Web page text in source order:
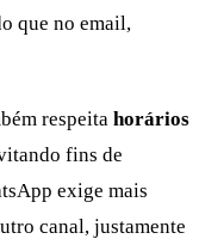
que no email,
respeita horários
fins de
exige mais
canal, justamente